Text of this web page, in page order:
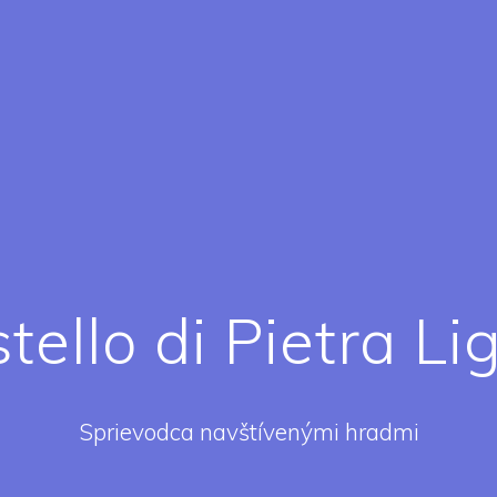
di Pietra
Sprievodca navštívenými hradmi